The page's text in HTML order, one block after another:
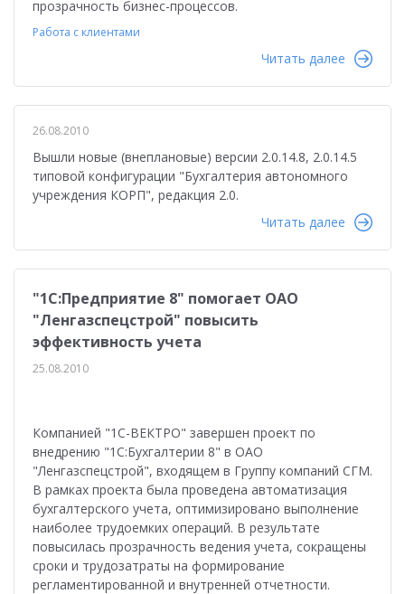
прозрачность бизнес-процессов.
Работа с клиентами
Читать далее
26.08.2010
Вышли новые (внеплановые) версии 2.0.14.8, 2.0.14.5
типовой конфигурации "Бухгалтерия автономного
учреждения КОРП", редакция 2.0.
Читать далее
"1С:Предприятие 8" помогает ОАО
"Ленгазспецстрой" повысить
эффективность учета
25.08.2010
Компанией "1С-ВЕКТРО" завершен проект по
внедрению "1С:Бухгалтерии 8" в ОАО
"Ленгазспецстрой", входящем в Группу компаний СГМ.
В рамках проекта была проведена автоматизация
бухгалтерского учета, оптимизировано выполнение
наиболее трудоемких операций. В результате
повысилась прозрачность ведения учета, сокращены
сроки и трудозатраты на формирование
регламентированной и внутренней отчетности.